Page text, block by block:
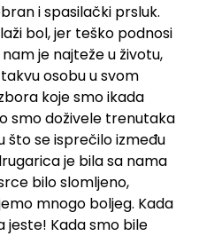
i spasilački prsluk.
bol, jer teško podnosi
je najteže u životu,
osobu u svom
koje smo ikada
smo doživele trenutaka
što se isprečilo između
je bila sa nama
bilo slomljeno,
mnogo boljeg. Kada
jeste! Kada smo bile